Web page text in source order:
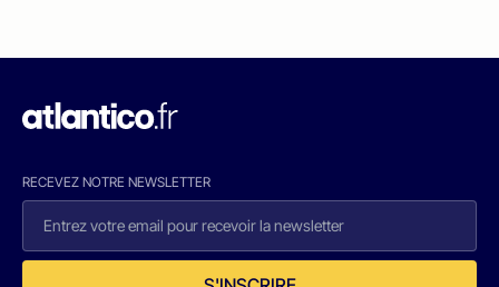
RECEVEZ NOTRE NEWSLETTER